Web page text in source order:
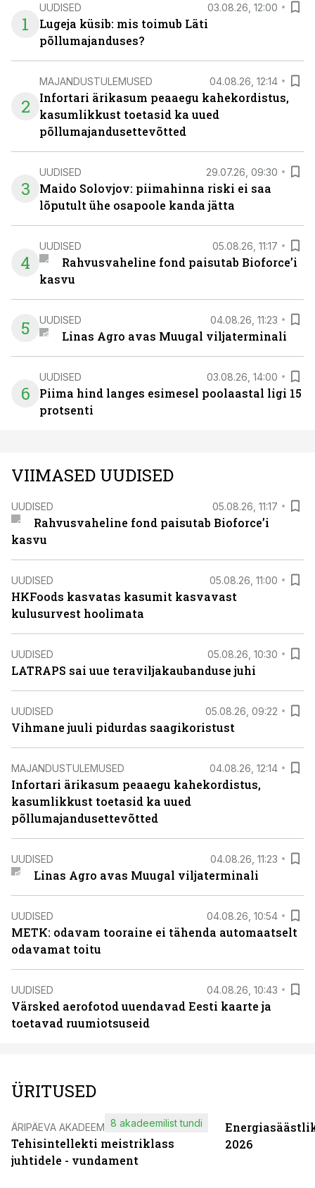
1
UUDISED 03.08.26, 12:00
Lugeja küsib: mis toimub Läti
põllumajanduses?
2
MAJANDUSTULEMUSED 04.08.26, 12:14
Infortari ärikasum peaaegu kahekordistus,
kasumlikkust toetasid ka uued
põllumajandusettevõtted
3
UUDISED 29.07.26, 09:30
Maido Solovjov: piimahinna riski ei saa
lõputult ühe osapoole kanda jätta
4
UUDISED 05.08.26, 11:17
Rahvusvaheline fond paisutab Bioforce’i
kasvu
5 UUDISED 04.08.26, 11:23
Linas Agro avas Muugal viljaterminali
6
UUDISED 03.08.26, 14:00
Piima hind langes esimesel poolaastal ligi 15
protsenti
VIIMASED UUDISED
UUDISED 05.08.26, 11:17
Rahvusvaheline fond paisutab Bioforce’i
kasvu
UUDISED 05.08.26, 11:00
HKFoods kasvatas kasumit kasvavast
kulusurvest hoolimata
UUDISED 05.08.26, 10:30
LATRAPS sai uue teraviljakaubanduse juhi
UUDISED 05.08.26, 09:22
Vihmane juuli pidurdas saagikoristust
MAJANDUSTULEMUSED 04.08.26, 12:14
Infortari ärikasum peaaegu kahekordistus,
kasumlikkust toetasid ka uued
põllumajandusettevõtted
UUDISED 04.08.26, 11:23
Linas Agro avas Muugal viljaterminali
UUDISED 04.08.26, 10:54
METK: odavam tooraine ei tähenda automaatselt
odavamat toitu
UUDISED 04.08.26, 10:43
Värsked aerofotod uuendavad Eesti kaarte ja
toetavad ruumiotsuseid
ÜRITUSED
ÄRIPÄEVA AKADEEMIA
Tehisintellekti meistriklass
juhtidele - vundament
8 akadeemilist tundi
2026